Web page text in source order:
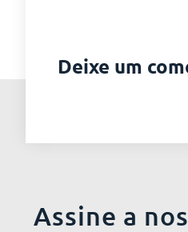
Deixe um
Assine a